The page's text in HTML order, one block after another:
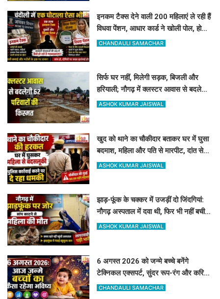
इनकम टैक्स देने वाली 200 महिलाएं ले रही हैं
विधवा पेंशन, आधार कार्ड ने खोली पोल, होगी
रिकवरी
CHANDAULI SAMACHAR
सिर्फ घर नहीं, मिलेगी सड़क, बिजली और
हरियाली; नौगढ़ में क्लस्टर आवास से बदलेगी
62 परिवारों की किस्मत
ASHOK KUMAR JAISWAL
खुद को थाने का चौकीदार बताकर घर में घुसा
बदमाश, महिला और पति से मारपीट, दांत से
काटा
ASHOK KUMAR JAISWAL
झाड़-फूंक के चक्कर में उजड़ीं दो जिंदगियां:
नौगढ़ अस्पताल में दवा थी, फिर भी नहीं बची
गर्भवती की जान
ASHOK KUMAR JAISWAL
6 अगस्त 2026 को जन्मे बच्चे बनेंगे
टेक्निकल एक्सपर्ट, सुंदर रूप-रंग और करियर
में मिलेगी शानदार सफलता
CHANDAULI SAMACHAR